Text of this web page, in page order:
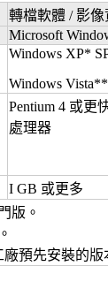
轉檔軟體 / 影像
Microsoft
Windows XP*
Windows
Pentium 4 或更
處理器
I GB 或更多
版。
預先安裝的版